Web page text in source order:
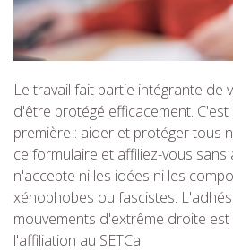
Le travail fait partie intégrante de
d'être protégé efficacement.
première : aider et protéger tous
ce formulaire et affiliez-vous sans
n'accepte ni les idées ni les
xénophobes ou fascistes.
mouvements d'extrême droite
l'affiliation au SETCa.